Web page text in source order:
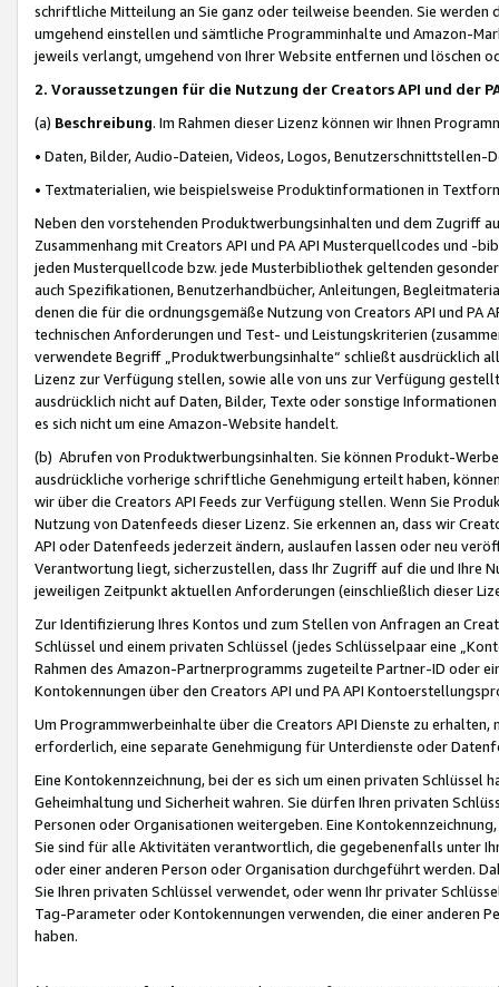
schriftliche Mitteilung an Sie ganz oder teilweise beenden. Sie werden
umgehend einstellen und sämtliche Programminhalte und Amazon-
jeweils verlangt, umgehend von Ihrer Website entfernen und löschen
2. Voraussetzungen für die Nutzung der Creators API und der
(a) Beschreibung. Im Rahmen dieser Lizenz können wir Ihnen
• Daten, Bilder, Audio-Dateien, Videos, Logos, Benutzerschnittstellen-
• Textmaterialien, wie beispielsweise Produktinformationen in
Neben den vorstehenden Produktwerbungsinhalten und dem Zugriff
Zusammenhang mit Creators API und PA API Musterquellcodes und
jeden Musterquellcode bzw. jede Musterbibliothek geltenden
auch Spezifikationen, Benutzerhandbücher, Anleitungen,
denen die für die ordnungsgemäße Nutzung von Creators API und PA
technischen Anforderungen und Test- und Leistungskriterien
verwendete Begriff „Produktwerbungsinhalte“ schließt ausdrücklich
Lizenz zur Verfügung stellen, sowie alle von uns zur Verfügung
ausdrücklich nicht auf Daten, Bilder, Texte oder sonstige
es sich nicht um eine Amazon-Website handelt.
(b) Abrufen von Produktwerbungsinhalten. Sie können Produkt-
ausdrückliche vorherige schriftliche Genehmigung erteilt haben,
wir über die Creators API Feeds zur Verfügung stellen. Wenn Sie
Nutzung von Datenfeeds dieser Lizenz. Sie erkennen an, dass wir
API oder Datenfeeds jederzeit ändern, auslaufen lassen oder neu
Verantwortung liegt, sicherzustellen, dass Ihr Zugriff auf die und Ihre
jeweiligen Zeitpunkt aktuellen Anforderungen (einschließlich dieser
Zur Identifizierung Ihres Kontos und zum Stellen von Anfragen an
Schlüssel und einem privaten Schlüssel (jedes Schlüsselpaar eine
Rahmen des Amazon-Partnerprogramms zugeteilte Partner-ID oder
Kontokennungen über den Creators API und PA API
Um Programmwerbeinhalte über die Creators API Dienste zu
erforderlich, eine separate Genehmigung für Unterdienste oder
Eine Kontokennzeichnung, bei der es sich um einen privaten
Geheimhaltung und Sicherheit wahren. Sie dürfen Ihren privaten
Personen oder Organisationen weitergeben. Eine
Sie sind für alle Aktivitäten verantwortlich, die gegebenenfalls unter
oder einer anderen Person oder Organisation durchgeführt werden.
Sie Ihren privaten Schlüssel verwendet, oder wenn Ihr privater
Tag-Parameter oder Kontokennungen verwenden, die einer anderen
haben.